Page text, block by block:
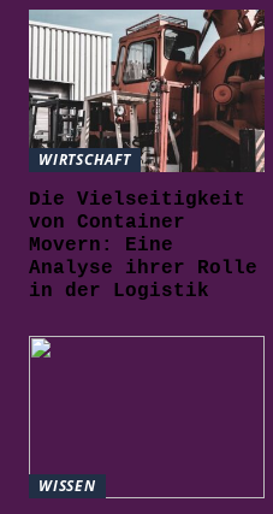
WIRTSCHAFT
Die Vielseitigkeit
von Container
Movern: Eine
Analyse ihrer Rolle
in der Logistik
WISSEN